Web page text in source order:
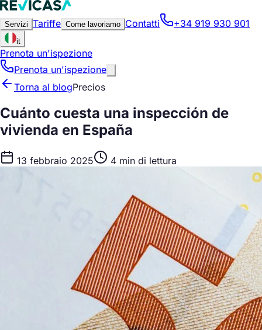
Servizi Tariffe Come lavoriamo Contatti +34 919 930 901
it
Prenota un'ispezione
Prenota un'ispezione
Torna al blogPrecios
Cuánto cuesta una inspección de
vivienda en España
13 febbraio 2025 4 min di lettura